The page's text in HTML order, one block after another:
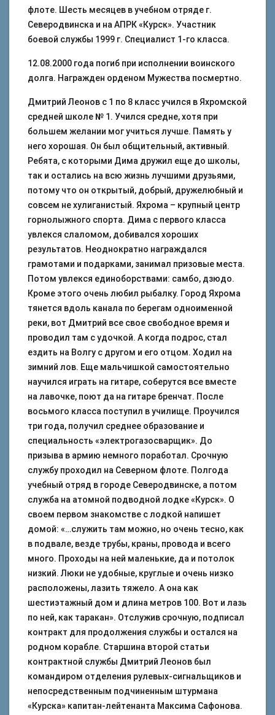
флоте. Шесть месяцев в учебном отряде г.
Северодвинска и на АПРК «Курск». Участник
боевой службы 1999 г. Специалист 1-го класса.
12.08.2000 года погиб при исполнении воинского
долга. Награжден орденом Мужества посмертно.
Дмитрий Леонов с 1 по 8 класс учился в Яхромской
средней школе № 1. Учился средне, хотя при
большем желании мог учиться лучше. Память у
него хорошая. Он был общительный, активный.
Ребята, с которыми Дима дружил еще до школы,
так и остались на всю жизнь лучшими друзьями,
потому что он открытый, добрый, дружелюбный и
совсем не хулиганистый. Яхрома – крупный центр
горнолыжного спорта. Дима с первого класса
увлекся слаломом, добивался хороших
результатов. Неоднократно награждался
грамотами и подарками, занимал призовые места.
Потом увлекся единоборствами: самбо, дзюдо.
Кроме этого очень любил рыбалку. Город Яхрома
тянется вдоль канала по берегам одноименной
реки, вот Дмитрий все свое свободное время и
проводил там с удочкой. А когда подрос, стал
ездить на Волгу с другом и его отцом. Ходил на
зимний лов. Еще мальчишкой самостоятельно
научился играть на гитаре, соберутся все вместе
на лавочке, поют да на гитаре бренчат. После
восьмого класса поступил в училище. Проучился
три года, получил среднее образование и
специальность «электрогазосварщик». До
призыва в армию немного поработал. Срочную
службу проходил на Северном флоте. Полгода
учебный отряд в городе Северодвинске, а потом
служба на атомной подводной лодке «Курск». О
своем первом знакомстве с лодкой напишет
домой: «…служить там можно, но очень тесно, как
в подвале, везде трубы, краны, провода и всего
много. Проходы на ней маленькие, да и потолок
низкий. Люки не удобные, круглые и очень низко
расположены, лазить тяжело. А она как
шестиэтажный дом и длина метров 100. Вот и лазь
по ней, как таракан». Отслужив срочную, подписал
контракт для продолжения службы и остался на
родном корабле. Старшина второй статьи
контрактной службы Дмитрий Леонов был
командиром отделения рулевых-сигнальщиков и
непосредственным подчиненным штурмана
«Курска» капитан-лейтенанта Максима Сафонова.